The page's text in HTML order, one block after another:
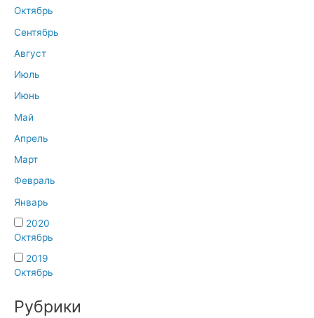
Октябрь
Сентябрь
Август
Июль
Июнь
Май
Апрель
Март
Февраль
Январь
2020
Октябрь
2019
Октябрь
Рубрики